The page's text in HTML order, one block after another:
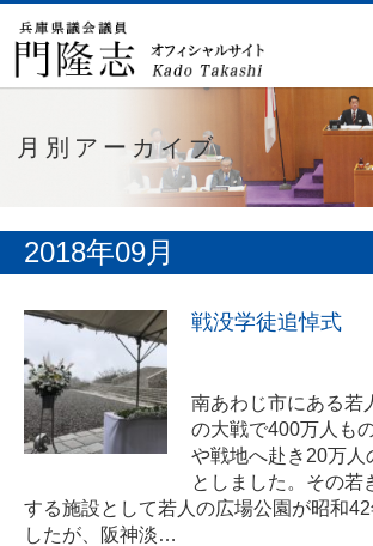
月別アーカイブ
2018年09月
戦没学徒追悼式
南あわじ市にある若
の大戦で400万人も
や戦地へ赴き20万人
としました。その若
する施設として若人の広場公園が昭和
したが、阪神淡…